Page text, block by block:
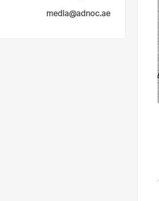
media@adnoc.ae